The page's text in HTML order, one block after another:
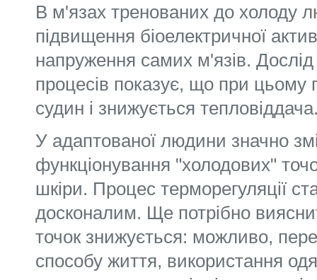
В м'язах тренованих до холоду
підвищення біоелектричної
напруження самих м'язів. Дослід
процесів показує, що при цьому
судин і знижується
У адаптованої людини значно
функціонування "холодових"
шкіри. Процес терморегуляції
досконалим. Ще потрібно
точок знижується: можливо,
способу життя, використання